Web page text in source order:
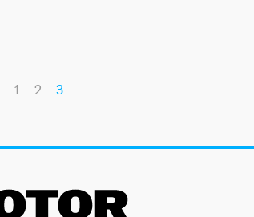
1 2 3